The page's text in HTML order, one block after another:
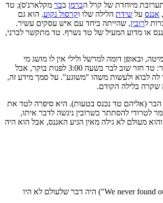
מיוחדת של קרל הברמן בבר מקלארנ'ס); טד
אננס על שידת הלילה שלו וקרסול נקוע. הוא גם
לרובין, שהייתה ביחד עם איש עסקים עשיר.
או מדוע המעיל של טד נשרף. טד מתקשר לברני,
ובאופן דומה למרשל ולילי אין לו מושג מי
איפשהו. טד מתקשר למספר ומגיע לברמן, קרל, שמשלים עוד קצת מהסיפור: טד חזר שוב לבר בשעה 3:00 לפנות בוקר, אבל
לה לבוא ולעשות משהו "משוגע". על סמך מידע זה,
שקרה בלילה הקודם.
הבר (אליהם טד נכנס בטעות). היא סיפרה לטד את
לטרודי להסתתר כשרובין ניגשה לדבר איתו,
מעולם לא גילה מאין הגיע האננס, אבל הוא היה
שלמד לקח מהפרק הזה, לא לכתוב את עצמם לפינה. השורה "מעולם לא גילינו מאיפה בא האננס" ("We never found out where the pineapple came from") היה דבר שלעולם לא היו